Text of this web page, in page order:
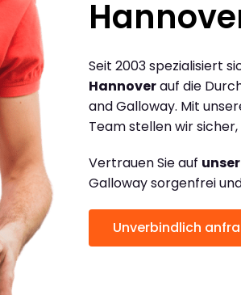
Seit 2003 spezialisiert
Hannoverauf die
and Galloway. Mit
Team stellen wir
Vertrauen Sie auf
Galloway sorgenfrei
Unverbindlich